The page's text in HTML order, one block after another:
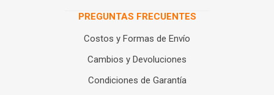
PREGUNTAS FRECUENTES
Costos y Formas de Envío
Cambios y Devoluciones
Condiciones de Garantía